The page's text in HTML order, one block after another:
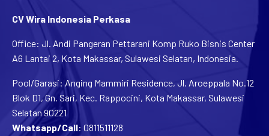
CV Wira Indonesia Perkasa
Office: Jl. Andi Pangeran Pettarani Komp Ruko Bisnis Center
A6 Lantai 2, Kota Makassar, Sulawesi Selatan, Indonesia.
Pool/Garasi: Anging Mammiri Residence, Jl. Aroeppala No.12
Blok D1, Gn. Sari, Kec. Rappocini, Kota Makassar, Sulawesi
Selatan 90221
Whatsapp/Call: 0811511128